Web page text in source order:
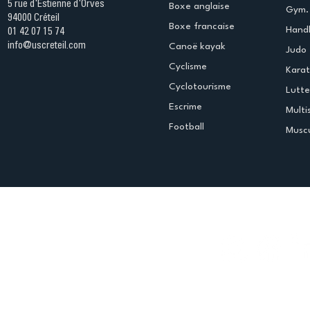
5 rue d'Estienne d'Orves
94000 Créteil
01 42 07 15 74
info@uscreteil.com
Boxe anglaise
Boxe francaise
Canoë kayak
Cyclisme
Cyclotourisme
Escrime
Football
Judo
Lutte